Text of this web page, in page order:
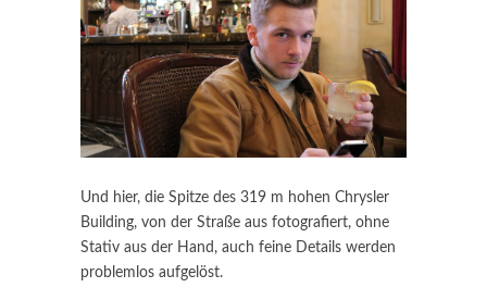
Und hier, die Spitze des 319 m hohen Chrysler
Building, von der Straße aus fotografiert, ohne
Stativ aus der Hand, auch feine Details werden
problemlos aufgelöst.